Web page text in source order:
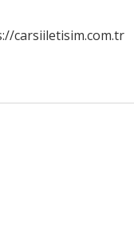
carsiiletisim.com.tr